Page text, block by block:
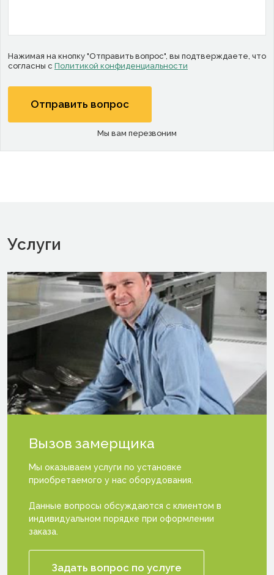
Нажимая на кнопку "Отправить вопрос", вы подтверждаете, что
согласны с Политикой конфиденциальности
Мы вам перезвоним
Услуги
Вызов замерщика
Мы оказываем услуги по установке
приобретаемого у нас оборудования.
Данные вопросы обсуждаются с клиентом в
индивидуальном порядке при оформлении
заказа.
Задать вопрос по услуге